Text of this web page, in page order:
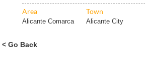
Area Town
Alicante Comarca Alicante City
< Go Back